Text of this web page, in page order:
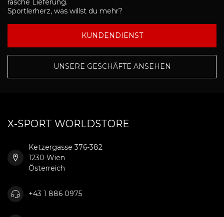
rasche Lieferung.
Sportlerherz, was willst du mehr?
KUNDENDIENST
UNSERE GESCHÄFTE ANSEHEN
X-SPORT WORLDSTORE
Ketzergasse 376-382
1230 Wien
Österreich
+43 1 886 0975